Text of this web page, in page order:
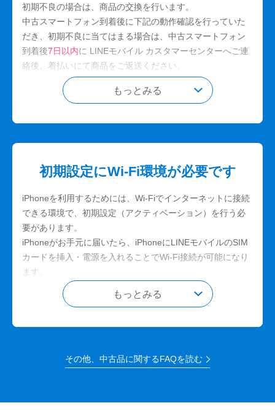
初期不良の場合は、商品の交換を行います。
中古スマートフォン到着後に下記の動作確認を行っていた
だき、初期不良に当てはまる場合は、中古スマートフォン
到着後7日以内に LINEモバイル カスタマーセンターへご連
絡後、着払いにて商品をご返送ください。
内蔵スピーカーから音声が聞こえるかどうか
バイブレーションが機能するかどうか
カメラやフラッシュが機能するかどうか
ボタンが反応するかどうか
正しく充電できるかどうか
返品・交換の流れ
カスタマーセンターに7日以内に連絡
もっとみる
初期設定にWi-Fi環境が必要です
iPhoneを利用するためには、Wi-Fiでインターネットに接続
できる環境で、初期設定（アクティベーション）を行う必
要があります。
iPhoneがお手元に届いたら、iPhoneにLINEモバイルのSIM
カードを挿入・電源を入れることでWi-Fi接続が可能になり
ます。
※ご自宅にWi-Fiでインターネットに接続できる環境がない
ン（iTunesインストール済み）にiPhoneを繋げるか、Wi-Fi
行ってください。
もっとみる
その他、中古品に関するFAQを読む